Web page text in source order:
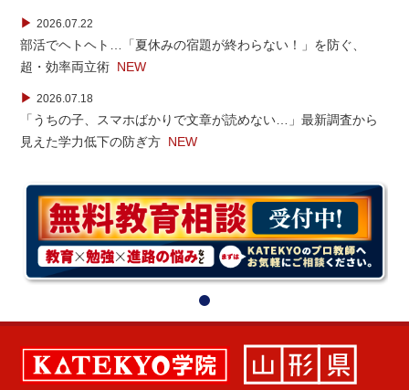
▶ 2026.07.22
部活でヘトヘト…「夏休みの宿題が終わらない！」を防ぐ、
超・効率両立術 NEW
▶ 2026.07.18
「うちの子、スマホばかりで文章が読めない…」最新調査から
見えた学力低下の防ぎ方 NEW